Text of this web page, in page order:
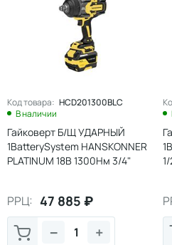
Код товара: HCD201300BLC
В наличии
Гайковерт Б/Щ УДАРНЫЙ
1BatterySystem HANSKONNER
PLATINUM 18В 1300Нм 3/4"
РРЦ: 47 885 ₽
+
−